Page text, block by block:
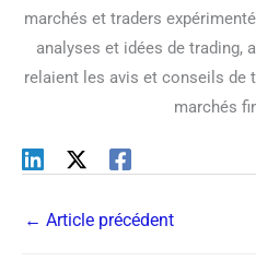
marchés et traders
analyses et idées de trading,
relaient les avis et conseils de
marchés
← Article précédent